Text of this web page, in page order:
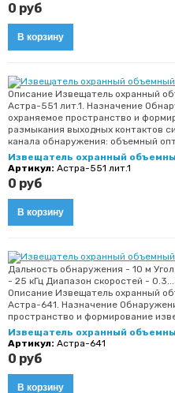
0 руб
Описание Извещатель охранный
Астра-551 лит.1. Назначение
охраняемое пространство и
размыкания выходных контактов
канала обнаружения: объемный
Извещатель охранный
Артикул: Астра-551 лит.1
0 руб
Дальность обнаружения - 10 м
- 25 кГц Диапазон скоростей -
Описание Извещатель охранный
Астра-641. Назначение
пространство и формирование
Извещатель охранный
Артикул: Астра-641
0 руб